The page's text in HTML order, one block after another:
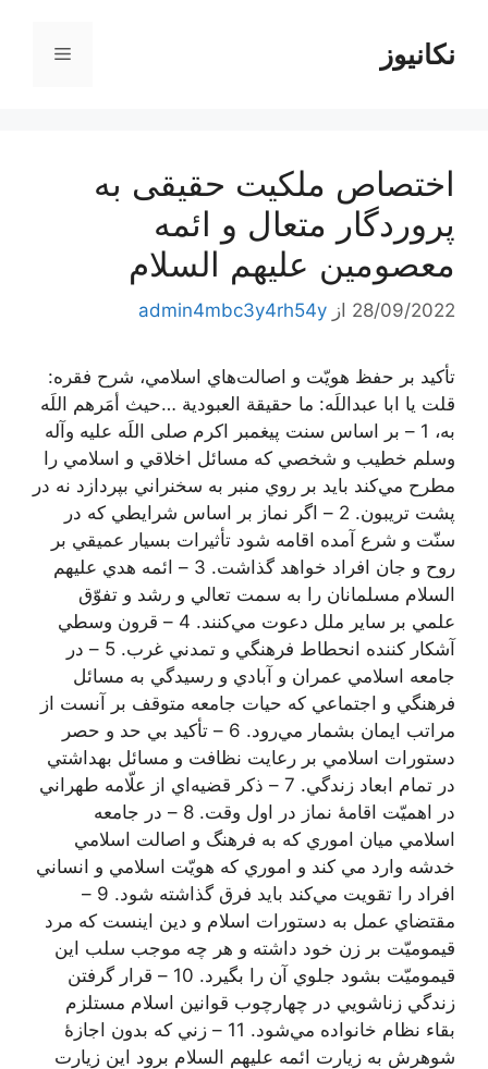
محتوانکانیوز فهرست
اختصاص ملكیت حقیقى به
پروردگار متعال و ائمه
معصومین علیهم السلام‏
28/09/2022 از admin4mbc3y4rh54y
تأكيد بر حفظ هويّت و اصالت‌هاي اسلامي، شرح فقره:
قلت يا ابا عبداللَه: ما حقيقة العبودية …حیث أمَرهم اللَه
به، 1 – بر اساس سنت پيغمبر اكرم صلی اللَه علیه وآله
وسلم خطيب و شخصي كه مسائل اخلاقي و اسلامي را
مطرح مي‌كند بايد بر روي منبر به سخنراني بپردازد نه در
پشت تريبون. 2 – اگر نماز بر اساس شرايطي كه در
سنّت و شرع آمده اقامه شود تأثيرات بسيار عميقي بر
روح و جان افراد خواهد گذاشت. 3 – ائمه هدي عليهم
السلام مسلمانان را به سمت تعالي و رشد و تفوّق
علمي بر ساير ملل دعوت مي‌كنند. 4 – قرون وسطي
آشكار كننده انحطاط فرهنگي و تمدني غرب. 5 – در
جامعه اسلامي عمران و آبادي و رسيدگي به مسائل
فرهنگي و اجتماعي كه حيات جامعه متوقف بر آنست از
مراتب ايمان بشمار مي‌رود. 6 – تأكيد بي حد و حصر
دستورات اسلامي بر رعايت نظافت و مسائل بهداشتي
در تمام ابعاد زندگي. 7 – ذكر قضيه‌اي از علّامه طهراني
در اهميّت اقامۀ نماز در اول وقت. 8 – در جامعه
اسلامي ميان اموري كه به فرهنگ و اصالت اسلامي
خدشه وارد مي كند و اموري كه هويّت اسلامي و انساني
افراد را تقويت مي‌كند بايد فرق گذاشته شود. 9 –
مقتضاي عمل به دستورات اسلام و دين اينست كه مرد
قيموميّت بر زن خود داشته و هر چه موجب سلب اين
قيموميّت بشود جلوي آن را بگيرد. 10 – قرار گرفتن
زندگي زناشويي در چهارچوب قوانين اسلام مستلزم
بقاء نظام خانواده مي‌شود. 11 – زني كه بدون اجازۀ
شوهرش به زيارت ائمه عليهم السلام برود اين زيارت